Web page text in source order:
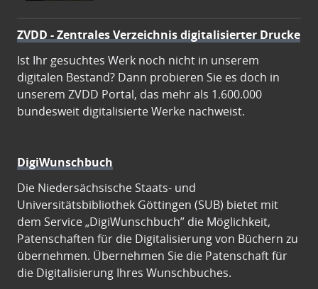
ZVDD - Zentrales Verzeichnis digitalisierter Drucke
Ist Ihr gesuchtes Werk noch nicht in unserem
digitalen Bestand? Dann probieren Sie es doch in
unserem ZVDD Portal, das mehr als 1.600.000
bundesweit digitalisierte Werke nachweist.
DigiWunschbuch
Die Niedersächsische Staats- und
Universitätsbibliothek Göttingen (SUB) bietet mit
dem Service „DigiWunschbuch” die Möglichkeit,
Patenschaften für die Digitalisierung von Büchern zu
übernehmen. Übernehmen Sie die Patenschaft für
die Digitalisierung Ihres Wunschbuches.